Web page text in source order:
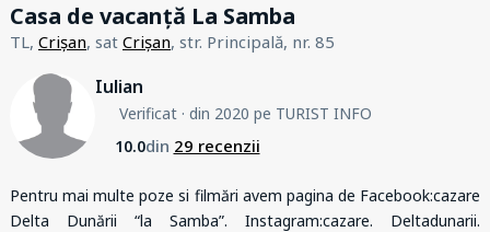
Casa de vacanță La Samba
TL, Crișan, sat Crișan, str. Principală, nr. 85
Iulian
Verificat· din 2020 pe TURIST INFO
10.0din 29 recenzii
Pentru mai multe poze si filmări avem pagina de Facebook:cazare
Delta Dunării “la Samba”. Instagram:cazare. Deltadunarii.